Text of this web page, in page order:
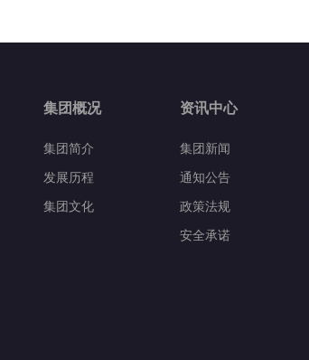
集团概况
集团简介
发展历程
集团文化
资讯中心
集团新闻
通知公告
政策法规
安全承诺